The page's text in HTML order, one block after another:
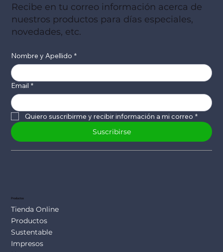
Recibe en tu correo información acerca de
nuestros productos para días especiales,
novedades, etc.
Nombre y Apellido *
Email *
Quiero suscribirme y recibir información a mi correo *
Suscribirse
Productos
Tienda Online
Productos
Sustentable
Impresos